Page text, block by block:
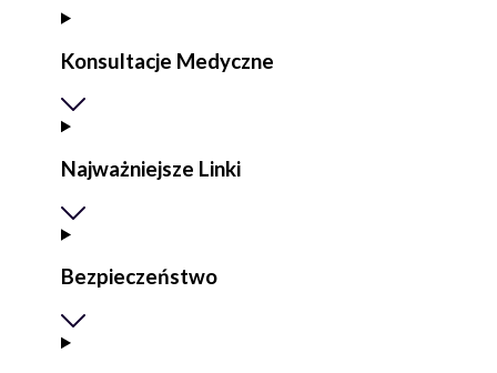
Konsultacje Medyczne
Najważniejsze Linki
Bezpieczeństwo